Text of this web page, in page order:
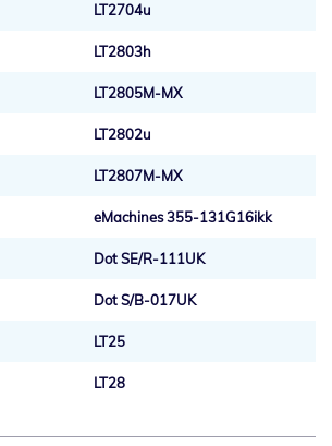
LT2704u
LT2803h
LT2805M-MX
LT2802u
LT2807M-MX
eMachines 355-131G16ikk
Dot SE/R-111UK
Dot S/B-017UK
LT25
LT28